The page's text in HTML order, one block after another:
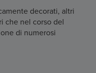
decorati, altri
che nel corso del
di numerosi